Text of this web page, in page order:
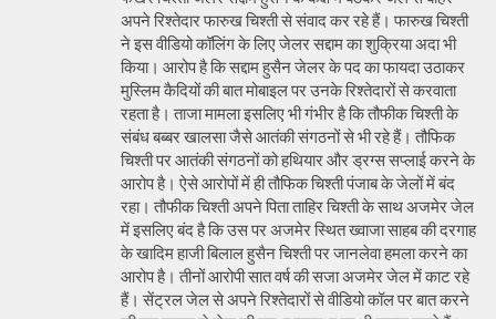
अपने रिश्तेदार फारुख चिश्ती से संवाद कर रहे हैं। फारुख चिश्ती
ने इस वीडियो कॉलिंग के लिए जेलर सद्दाम का शुक्रिया अदा भी
किया। आरोप है कि सद्दाम हुसैन जेलर के पद का फायदा उठाकर
मुस्लिम कैदियों की बात मोबाइल पर उनके रिश्तेदारों से करवाता
रहता है। ताजा मामला इसलिए भी गंभीर है कि तौफीक चिश्ती के
संबंध बब्बर खालसा जैसे आतंकी संगठनों से भी रहे हैं। तौफिक
चिश्ती पर आतंकी संगठनों को हथियार और ड्रग्स सप्लाई करने के
आरोप है। ऐसे आरोपों में ही तौफिक चिश्ती पंजाब के जेलों में बंद
रहा। तौफीक चिश्ती अपने पिता ताहिर चिश्ती के साथ अजमेर जेल
में इसलिए बंद है कि उस पर अजमेर स्थित ख्वाजा साहब की दरगाह
के खादिम हाजी बिलाल हुसैन चिश्ती पर जानलेवा हमला करने का
आरोप है। तीनों आरोपी सात वर्ष की सजा अजमेर जेल में काट रहे
हैं। सेंट्रल जेल से अपने रिश्तेदारों से वीडियो कॉल पर बात करने